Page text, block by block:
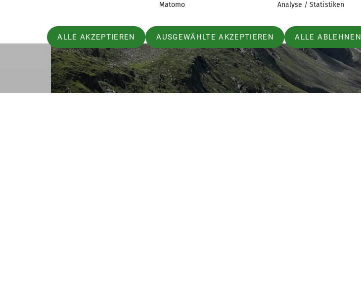
Matomo Analyse / Statistiken
ALLE AKZEPTIEREN AUSGEWÄHLTE AKZEPTIEREN ALLE ABLEHNEN